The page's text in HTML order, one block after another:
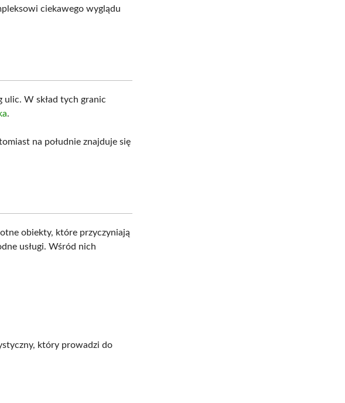
ciekawego wyglądu
ulic. W skład tych granic
.
na południe znajduje się
obiekty, które przyczyniają
usługi. Wśród nich
który prowadzi do